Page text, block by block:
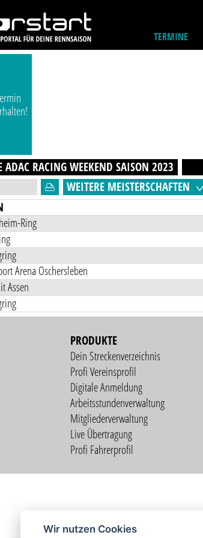
TERMINE
ADAC RACING WEEKENDSAISON2023
WEITERE MEISTERSCHAFTEN
Ring
Arena Oschersleben
Assen
PRODUKTE
Dein Streckenverzeichnis
Profi Vereinsprofil
Digitale Anmeldung
Arbeitsstundenverwaltung
Mitgliederverwaltung
Live Übertragung
Profi Fahrerprofil
Wir nutzen Cookies